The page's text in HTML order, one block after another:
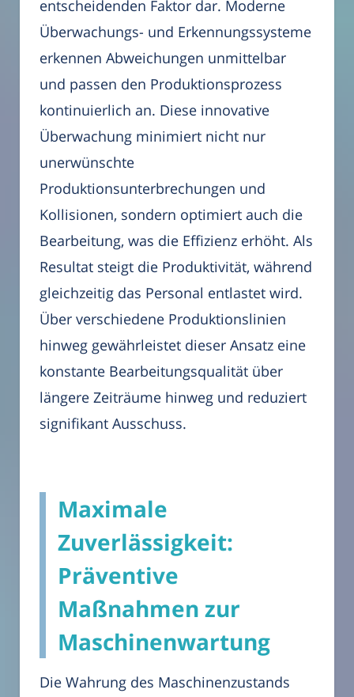
entscheidenden Faktor dar. Moderne
Überwachungs- und Erkennungssysteme
erkennen Abweichungen unmittelbar
und passen den Produktionsprozess
kontinuierlich an. Diese innovative
Überwachung minimiert nicht nur
unerwünschte
Produktionsunterbrechungen und
Kollisionen, sondern optimiert auch die
Bearbeitung, was die Effizienz erhöht. Als
Resultat steigt die Produktivität, während
gleichzeitig das Personal entlastet wird.
Über verschiedene Produktionslinien
hinweg gewährleistet dieser Ansatz eine
konstante Bearbeitungsqualität über
längere Zeiträume hinweg und reduziert
signifikant Ausschuss.
Maximale
Zuverlässigkeit:
Präventive
Maßnahmen zur
Maschinenwartung
Die Wahrung des Maschinenzustands